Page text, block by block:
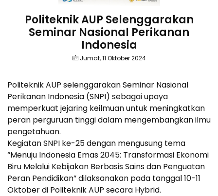
Politeknik AUP Selenggarakan
Seminar Nasional Perikanan
Indonesia
Jumat, 11 Oktober 2024
Politeknik AUP selenggarakan Seminar Nasional
Perikanan Indonesia (SNPI) sebagai upaya
memperkuat jejaring keilmuan untuk meningkatkan
peran perguruan tinggi dalam mengembangkan ilmu
pengetahuan.
Kegiatan SNPI ke-25 dengan mengusung tema
“Menuju Indonesia Emas 2045: Transformasi Ekonomi
Biru Melalui Kebijakan Berbasis Sains dan Penguatan
Peran Pendidikan” dilaksanakan pada tanggal 10-11
Oktober di Politeknik AUP secara Hybrid.